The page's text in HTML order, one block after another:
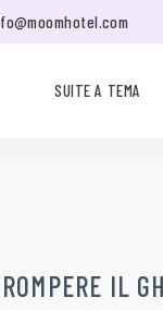
SUITE A TEMA
IL